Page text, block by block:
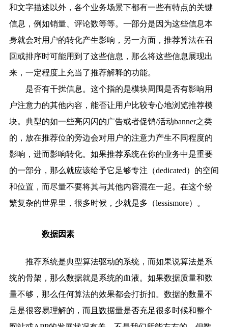
和文字描述以外，各个业务场景下都有一些有特点的关键
信息，例如销量、评论数等等。一部分是因为这些信息本
身就会对用户的转化产生影响，另一方面，推荐算法在召
回或排序时可能用到了这些信息，那么将这些信息展现出
来，一定程度上充当了推荐解释的功能。
是否有干扰信息。这个指的是模块周围是否有影响用
户注意力的其他内容，能否让用户比较专心地浏览推荐模
块。典型的如一些亮闪闪的广告或者促销/活动banner之类
的，放在推荐位的旁边会对用户的注意力产生不同程度的
影响，进而影响转化。如果推荐系统在你的业务中是重要
的一部分，那么就应该给予它足够专注（dedicated）的空间
和位置，而尽量不要将其与其他内容混在一起。在这个纷
繁复杂的世界里，很多时候，少就是多（lessismore）。
数据因素
推荐系统是典型算法驱动的系统，而如果说算法是系
统的骨架，那么数据就是系统的血液。如果数据质量和数
量不够，那么任何算法的效果都会打折扣。数据的数量不
足是很容易理解的，而且数据量是否充足很多时候和整个